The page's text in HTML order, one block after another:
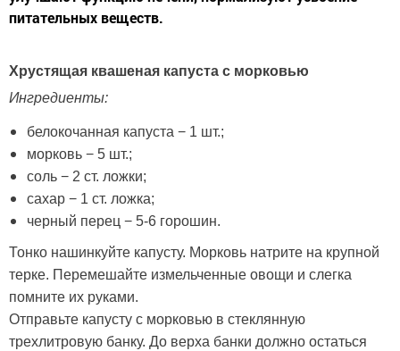
питательных веществ.
Хрустящая квашеная капуста с морковью
Ингредиенты:
белокочанная капуста − 1 шт.;
морковь − 5 шт.;
соль − 2 ст. ложки;
сахар − 1 ст. ложка;
черный перец − 5-6 горошин.
Тонко нашинкуйте капусту. Морковь натрите на крупной
терке. Перемешайте измельченные овощи и слегка
помните их руками.
Отправьте капусту с морковью в стеклянную
трехлитровую банку. До верха банки должно остаться